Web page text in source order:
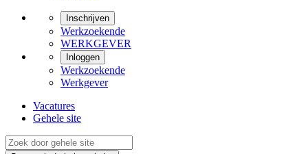
Inschrijven
Werkzoekende
WERKGEVER
Inloggen
Werkzoekende
Werkgever
Vacatures
Gehele site